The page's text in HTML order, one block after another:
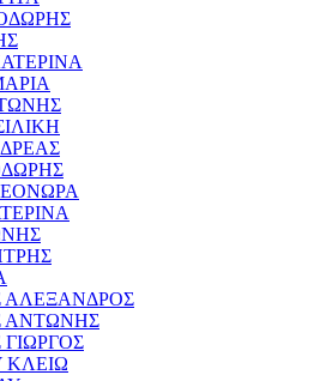
ΑΝΤΩΝΗΣ